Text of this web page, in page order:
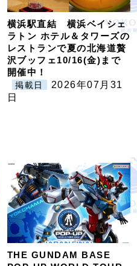
横浜駅直結 横浜ベイシェ
ラトン ホテル＆タワーズの
レストランで夏の北海道贅
沢ブッフェ10/16(金)まで
開催中！
掲載日
2026年07月31
日
THE GUNDAM BASE